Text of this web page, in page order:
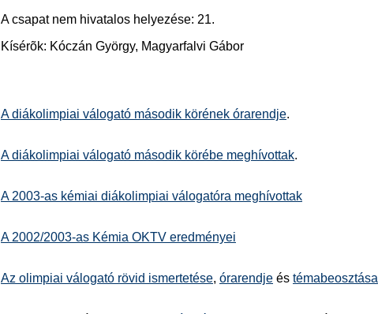
A csapat nem hivatalos helyezése: 21.
Kísérõk: Kóczán György, Magyarfalvi Gábor
A diákolimpiai válogató második körének órarendje.
A diákolimpiai válogató második körébe meghívottak.
A 2003-as kémiai diákolimpiai válogatóra meghívottak
A 2002/2003-as Kémia OKTV eredményei
Az olimpiai válogató rövid ismertetése, órarendje és témabeosztása